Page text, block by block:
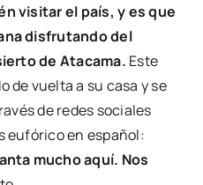
visitar el país, y es que
disfrutando del
de Atacama. Este
de vuelta a su casa y se
de redes sociales
eufórico en español:
mucho aquí. Nos